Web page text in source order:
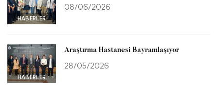
HABERLER
08/06/2026
HABERLER
Araştırma Hastanesi Bayramlaşıyor
28/05/2026